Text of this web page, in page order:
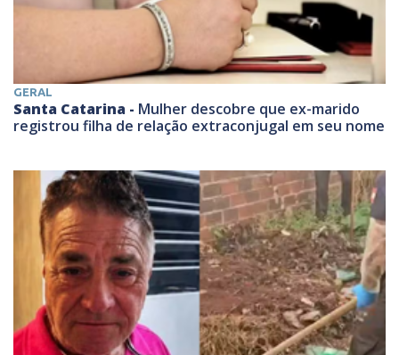
GERAL
Santa Catarina - Mulher descobre que ex-marido
registrou filha de relação extraconjugal em seu nome